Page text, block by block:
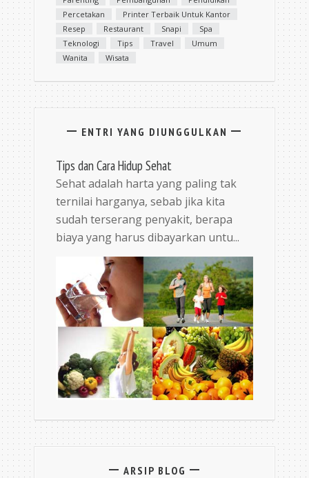
Percetakan
Printer Terbaik Untuk Kantor
Resep
Restaurant Snapi
Spa
Teknologi
Tips Travel
Umum
Wanita
Wisata
ENTRI YANG DIUNGGULKAN
Tips dan Cara Hidup Sehat
Sehat adalah harta yang paling tak
ternilai harganya, sebab jika kita
sudah terserang penyakit, berapa
biaya yang harus dibayarkan untu...
ARSIP BLOG